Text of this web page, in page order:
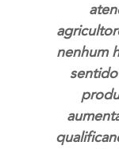
nenhum